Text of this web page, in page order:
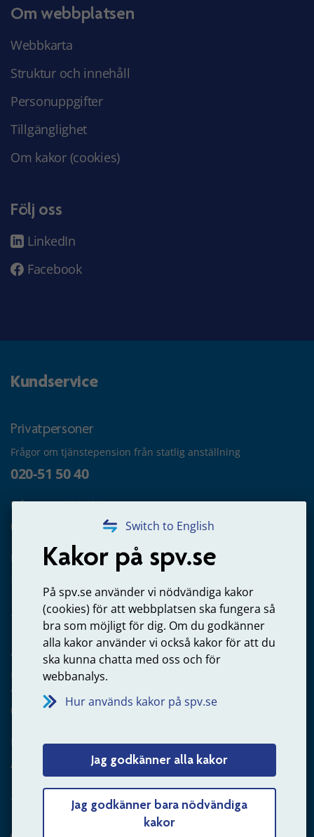
Switch to English
Kakor på spv.se
På spv.se använder vi nödvändiga kakor
(cookies) för att webbplatsen ska fungera så
bra som möjligt för dig. Om du godkänner
alla kakor använder vi också kakor för att du
ska kunna chatta med oss och för
webbanalys.
Hur används kakor på spv.se
Jag godkänner alla kakor
Jag godkänner bara nödvändiga
kakor
Om webbplatsen
Webbkarta
Struktur och innehåll
Personuppgifter
Tillgänglighet
Om kakor (cookies)
Följ oss
LinkedIn
Facebook
Kundservice
Privatpersoner
Frågor om tjänstepension från statlig anställning
020-51 50 40
Frågor om utbetalning
020-65 00 65
Kontakta oss
Arbetsgivare
Frågor om administration av tjänstepension från statlig
anställning
060-18 75 03
Kontakta oss
Arbetsgivare – skicka mejl till oss